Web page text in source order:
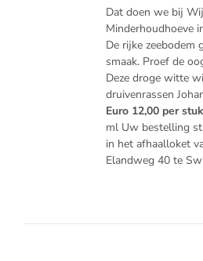
Dat doen we bij
Minderhoudhoeve
De rijke zeebodem
smaak. Proef de
Deze droge witte
druivenrassen
Euro 12,00 per stuk
ml Uw bestelling
in het afhaalloket
Elandweg 40 te